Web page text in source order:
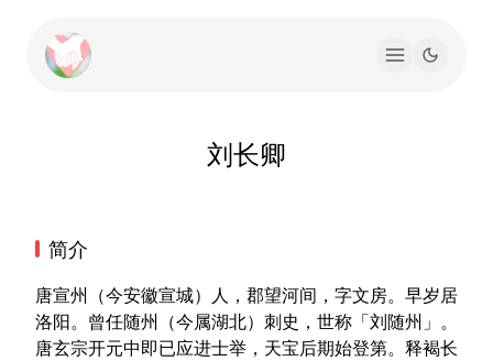
刘长卿
简介
唐宣州（今安徽宣城）人，郡望河间，字文房。早岁居
洛阳。曾任随州（今属湖北）刺史，世称「刘随州」。
唐玄宗开元中即已应进士举，天宝后期始登第。释褐长